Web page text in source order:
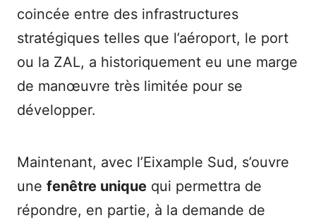
coincée entre des infrastructures
stratégiques telles que l’aéroport, le port
ou la ZAL, a historiquement eu une marge
de manœuvre très limitée pour se
développer.
Maintenant, avec l’Eixample Sud, s’ouvre
une fenêtre unique qui permettra de
répondre, en partie, à la demande de